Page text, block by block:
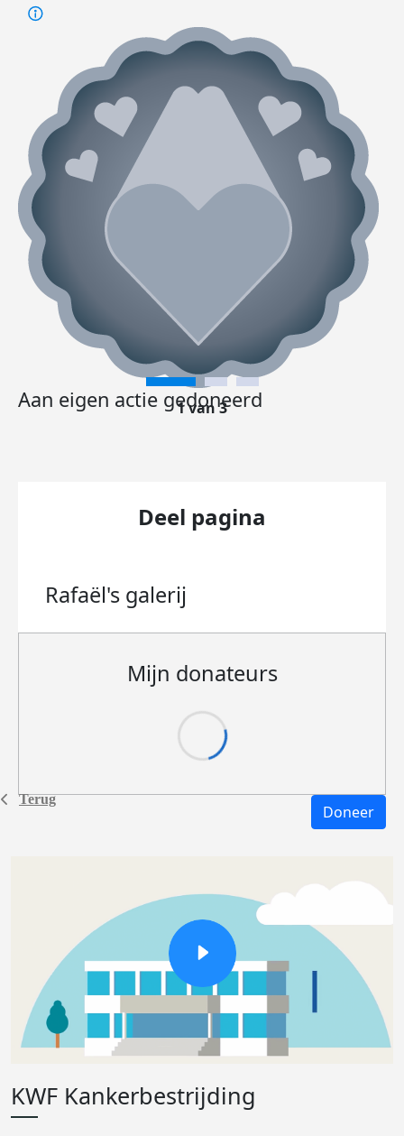
Terug
Aan eigen actie gedoneerd
1 van 3
Deel pagina
Rafaël's galerij
Mijn donateurs
Doneer
KWF Kankerbestrijding